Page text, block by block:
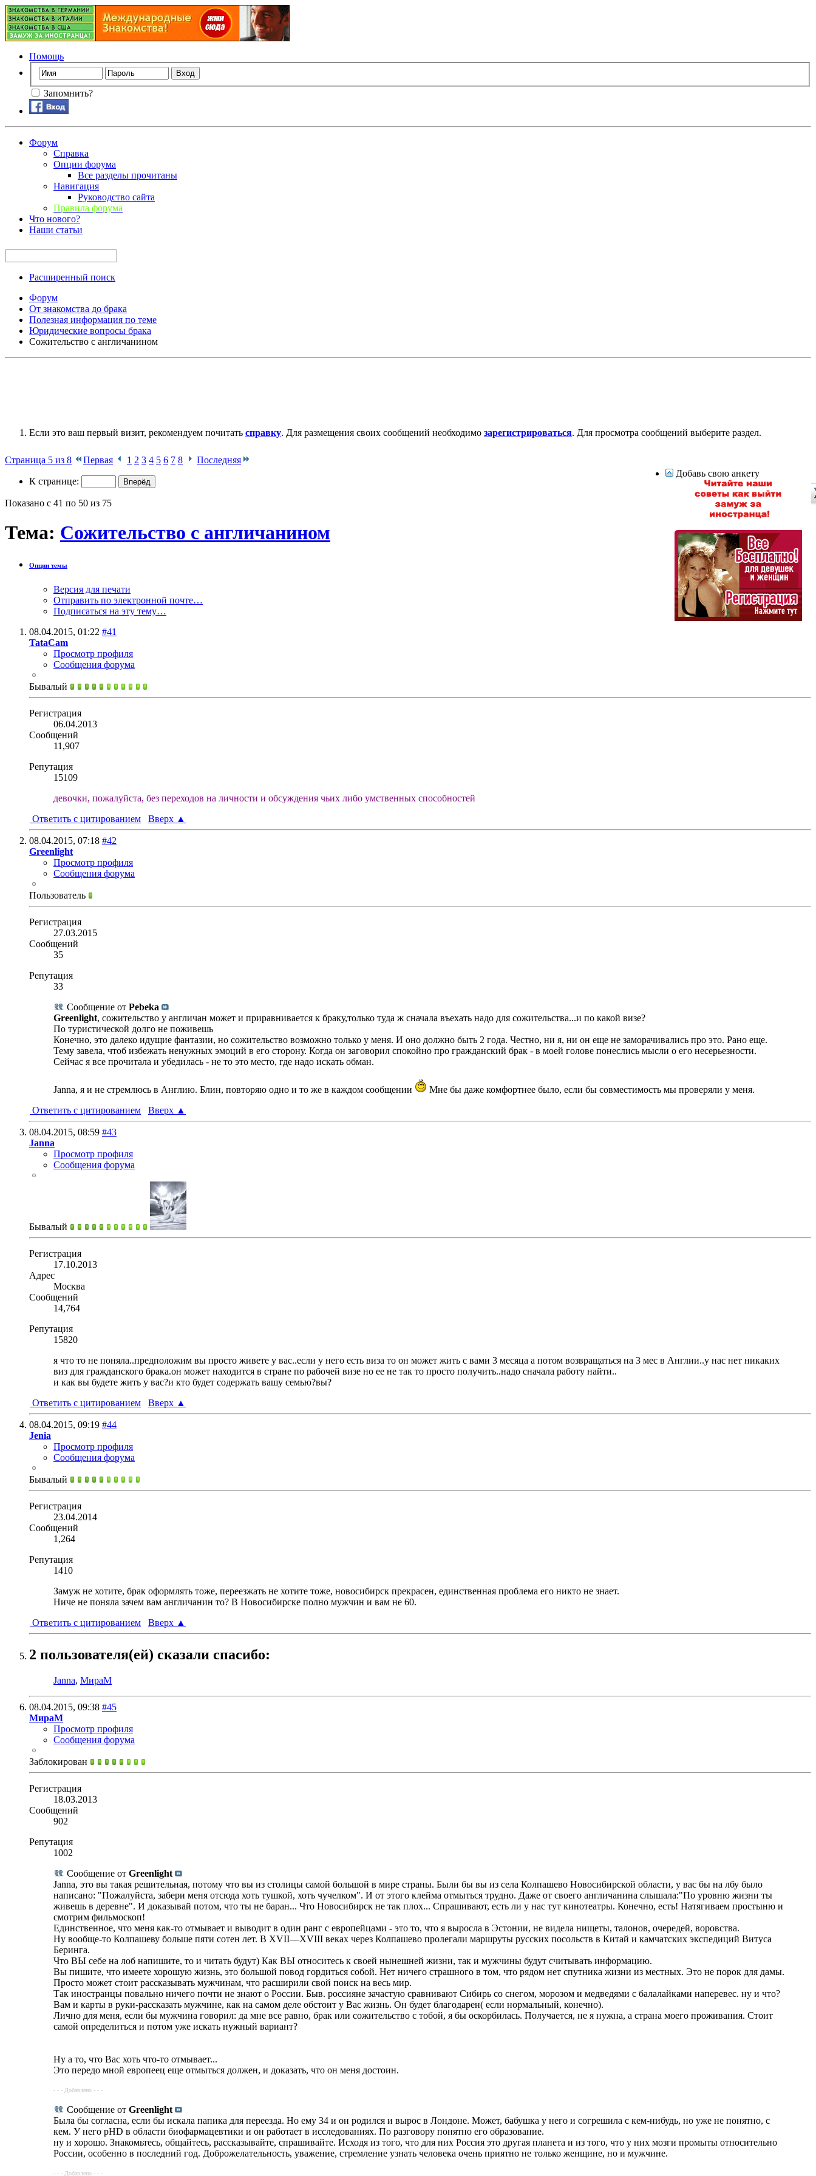
Помощь
Запомнить?
Форум
Справка
Опции форума
Все разделы прочитаны
Навигация
Руководство сайта
Правила форума
Что нового?
Наши статьи
Расширенный поиск
Форум
От знакомства до брака
Полезная информация по теме
Юридические вопросы брака
Сожительство с англичанином
Если это ваш первый визит, рекомендуем почитать справку. Для размещения своих сообщений необходимо зарегистрироваться. Для просмотра сообщений выберите раздел.
Страница 5 из 8 Первая 1 2 3 4 5 6 7 8 Последняя
К странице:
Показано с 41 по 50 из 75
Тема: Сожительство с англичанином
Опции темы
Версия для печати
Отправить по электронной почте…
Подписаться на эту тему…
08.04.2015, 01:22 #41
TataCam
Просмотр профиля
Сообщения форума
Бывалый
Регистрация
06.04.2013
Сообщений
11,907
Репутация
15109
девочки, пожалуйста, без переходов на личности и обсуждения чьих либо умственных способностей
Ответить с цитированием
Вверх ▲
08.04.2015, 07:18 #42
Greenlight
Просмотр профиля
Сообщения форума
Пользователь
Регистрация
27.03.2015
Сообщений
35
Репутация
33
Сообщение от Pebeka
Greenlight, сожительство у англичан может и приравнивается к браку,только туда ж сначала въехать надо для сожительства...и по какой визе?
По туристической долго не поживешь
Конечно, это далеко идущие фантазии, но сожительство возможно только у меня. И оно должно быть 2 года. Честно, ни я, ни он еще не заморачивались про это. Рано еще.
Тему завела, чтоб избежать ненужных эмоций в его сторону. Когда он заговорил спокойно про гражданский брак - в моей голове понеслись мысли о его несерьезности.
Сейчас я все прочитала и убедилась - не то это место, где надо искать обман.
Janna, я и не стремлюсь в Англию. Блин, повторяю одно и то же в каждом сообщении
Мне бы даже комфортнее было, если бы совместимость мы проверяли у меня.
Ответить с цитированием
Вверх ▲
08.04.2015, 08:59 #43
Janna
Просмотр профиля
Сообщения форума
Бывалый
Регистрация
17.10.2013
Адрес
Москва
Сообщений
14,764
Репутация
15820
я что то не поняла..предположим вы просто живете у вас..если у него есть виза то он может жить с вами 3 месяца а потом возвращаться на 3 мес в Англии..у нас нет никаких
виз для гражданского брака.он может находится в стране по рабочей визе но ее не так то просто получить..надо сначала работу найти..
и как вы будете жить у вас?и кто будет содержать вашу семью?вы?
Ответить с цитированием
Вверх ▲
08.04.2015, 09:19 #44
Jenia
Просмотр профиля
Сообщения форума
Бывалый
Регистрация
23.04.2014
Сообщений
1,264
Репутация
1410
Замуж не хотите, брак оформлять тоже, переезжать не хотите тоже, новосибирск прекрасен, единственная проблема его никто не знает.
Ниче не поняла зачем вам англичанин то? В Новосибирске полно мужчин и вам не 60.
Ответить с цитированием
Вверх ▲
2 пользователя(ей) сказали cпасибо:
Janna, МираМ
08.04.2015, 09:38 #45
МираМ
Просмотр профиля
Сообщения форума
Заблокирован
Регистрация
18.03.2013
Сообщений
902
Репутация
1002
Сообщение от Greenlight
Janna, это вы такая решительная, потому что вы из столицы самой большой в мире страны. Были бы вы из села Колпашево Новосибирской области, у вас бы на лбу было
написано: "Пожалуйста, забери меня отсюда хоть тушкой, хоть чучелком". И от этого клейма отмыться трудно. Даже от своего англичанина слышала:"По уровню жизни ты
живешь в деревне". И доказывай потом, что ты не баран... Что Новосибирск не так плох... Спрашивают, есть ли у нас тут кинотеатры. Конечно, есть! Натягиваем простыню и
смотрим фильмоскоп!
Единственное, что меня как-то отмывает и выводит в один ранг с европейцами - это то, что я выросла в Эстонии, не видела нищеты, талонов, очередей, воровства.
Ну вообще-то Колпашеву больше пяти сотен лет. В XVII—XVIII веках через Колпашево пролегали маршруты русских посольств в Китай и камчатских экспедиций Витуса
Беринга.
Что ВЫ себе на лоб напишите, то и читать будут) Как ВЫ относитесь к своей нынешней жизни, так и мужчины будут считывать информацию.
Вы пишите, что имеете хорошую жизнь, это большой повод гордиться собой. Нет ничего страшного в том, что рядом нет спутника жизни из местных. Это не порок для дамы.
Просто может стоит рассказывать мужчинам, что расширили свой поиск на весь мир.
Так иностранцы повально ничего почти не знают о России. Быв. россияне зачастую сравнивают Сибирь со снегом, морозом и медведями с балалайками наперевес. ну и что?
Вам и карты в руки-рассказать мужчине, как на самом деле обстоит у Вас жизнь. Он будет благодарен( если нормальный, конечно).
Лично для меня, если бы мужчина говорил: да мне все равно, брак или сожительство с тобой, я бы оскорбилась. Получается, не я нужна, а страна моего проживания. Стоит
самой определиться и потом уже искать нужный вариант?
Ну а то, что Вас хоть что-то отмывает...
Это передо мной европеец еще отмыться должен, и доказать, что он меня достоин.
- - - Добавлено - - -
Сообщение от Greenlight
Была бы согласна, если бы искала папика для переезда. Но ему 34 и он родился и вырос в Лондоне. Может, бабушка у него и согрешила с кем-нибудь, но уже не понятно, с
кем. У него рНD в области биофармацевтики и он работает в исследованиях. По разговору понятно его образование.
ну и хорошо. Знакомьтесь, общайтесь, рассказывайте, спрашивайте. Исходя из того, что для них Россия это другая планета и из того, что у них мозги промыты относительно
России, особенно в последний год. Доброжелательность, уважение, стремление узнать человека очень приятно не только женщине, но и мужчине.
- - - Добавлено - - -
Добавь свою анкету